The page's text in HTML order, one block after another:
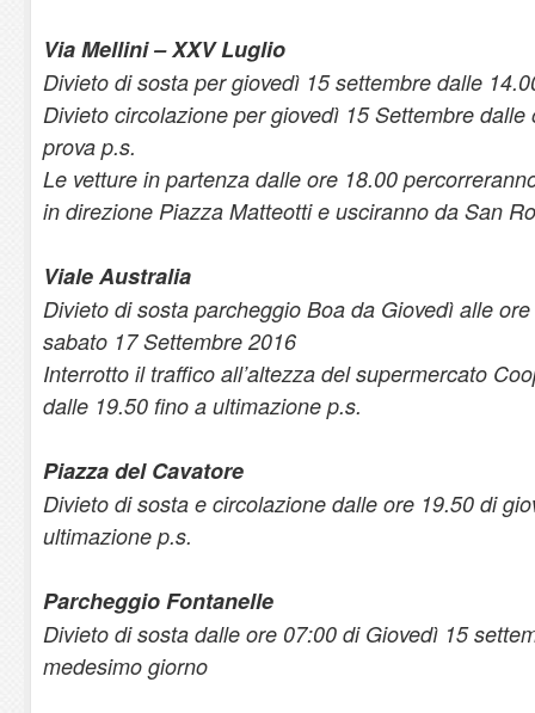
Via Mellini – XXV Luglio
Divieto di sosta per giovedì 15 settembre dalle
Divieto circolazione per giovedì 15 Settembre
prova p.s.
Le vetture in partenza dalle ore 18.00
in direzione Piazza Matteotti e usciranno da San
Viale Australia
Divieto di sosta parcheggio Boa da Giovedì alle
sabato 17 Settembre 2016
Interrotto il traffico all’altezza del supermercato
dalle 19.50 fino a ultimazione p.s.
Piazza del Cavatore
Divieto di sosta e circolazione dalle ore 19.50 di
ultimazione p.s.
Parcheggio Fontanelle
Divieto di sosta dalle ore 07:00 di Giovedì 15
medesimo giorno